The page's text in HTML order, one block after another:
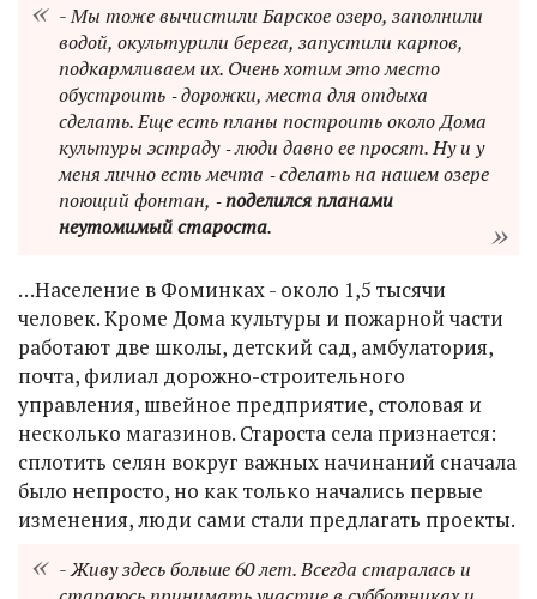
- Мы тоже вычистили Барское озеро, заполнили
водой, окультурили берега, запустили карпов,
подкармливаем их. Очень хотим это место
обустроить ‑ дорожки, места для отдыха
сделать. Еще есть планы построить около Дома
культуры эстраду ‑ люди давно ее просят. Ну и у
меня лично есть мечта ‑ сделать на нашем озере
поющий фонтан, ‑поделился планами
неутомимый староста.
…Население в Фоминках - около 1,5 тысячи
человек. Кроме Дома культуры и пожарной части
работают две школы, детский сад, амбулатория,
почта, филиал дорожно-строительного
управления, швейное предприятие, столовая и
несколько магазинов. Староста села признается:
сплотить селян вокруг важных начинаний сначала
было непросто, но как только начались первые
изменения, люди сами стали предлагать проекты.
- Живу здесь больше 60 лет. Всегда старалась и